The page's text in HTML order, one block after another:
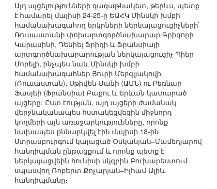
Այդ այցելությունների գագաթնակետ, թերևս, պետք
է համարել մայիսի 24-25-ը ԵԱՀԿ Մինսկի խմբի
համանախագահող երկրների ներկայացուցիչների`
Ռուսաստանի փոխարտգործնախարար Գրիգորի
Կարասինի, Դենիել Ֆրիդի և Ֆրանսիայի
արտգործնախարարության ներկայացուցիչ Պիեր
Մորելի, ինչպես նաև Մինսկի խմբի
համանախագահներ Յուրի Մերզլյակովի
(Ռուսաստան), Սթիվեն Մանի (ԱՄՆ) ու Բեռնար
Ֆասյեի (Ֆրանսիա) Բաքու և Երևան կատարած
այցերը։ Ըստ էության, այդ այցերի ժամանակ
վերջնականապես հստակեցվեցին միջնորդ
կողմերի այն առաջարկությունները, որոնք
նախապես քննարկվել էին մայիսի 18-ին
Ստրասբուրգում կայացած Օսկանյան–Մամեդյարով
հանդիպման ընթացքում և որոնք պետք է
ներկայացվեին հունիսի սկզբին Բուխարեստում
սպասվող Ռոբերտ Քոչարյան–Իլհամ Ալիև
հանդիպմանը։